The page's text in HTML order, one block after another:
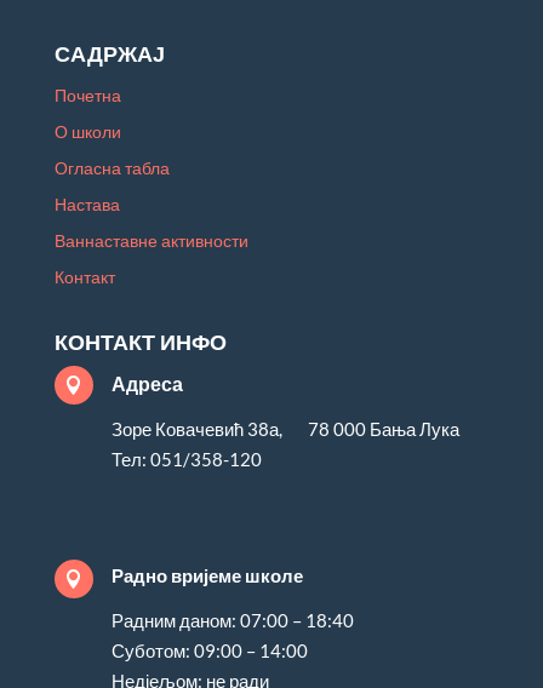
САДРЖАЈ
Почетна
О школи
Огласна табла
Настава
Ваннаставне активности
Контакт
КОНТАКТ ИНФО
 Адреса
Зоре Ковачевић 38а, 78 000 Бања Лука
Тел: 051/358-120
 Радно вријеме школе
Радним даном: 07:00 – 18:40
Суботом: 09:00 – 14:00
Недјељом: не ради